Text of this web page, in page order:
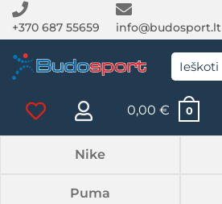
+370 687 55659 info@budosport.lt
0,00€ 0
Nike
Puma